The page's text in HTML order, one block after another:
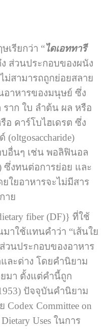
เรียกว่า “ไดเอททารี
ง ส่วนประกอบของผนัง
ม่สามารถถูกย่อยสลาย
อาหารของมนุษย์ ซึ่ง
ราก ใบ ลำต้น ผล หรือ
อ คาร์โบไฮเดรต ซึ่ง
อบอื่นๆ เช่น พอลิฟินอล
ซึ่งทนต่อการย่อย และ
ใยอาหารจะไม่มีสาร
าย
fiber (DF)} ที่ใช้
ใช้แทนคำว่า “เส้นใย
วนประกอบของอาหาร
ละด่าง โดยคำนิยาม
ยมา ตั้งแต่คำนี้ถูก
ปัจจุบันคำนิยาม
Committee on
Uses ในการ